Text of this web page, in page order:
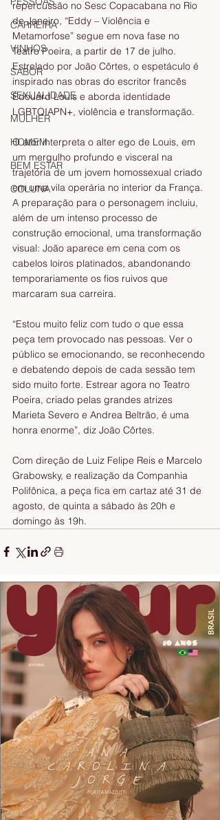
CARREIRA
VINHOS
SABOR
SEXUALIDADE
MULHER
HOMEM
BEM ESTAR
COLUNA
repercussão no Sesc Copacabana no Rio
de Janeiro, “Eddy – Violência e
Metamorfose” segue em nova fase no
Teatro Poeira, a partir de 17 de julho.
Estrelado por João Côrtes, o espetáculo é
inspirado nas obras do escritor francês
Édouard Louis e aborda identidade
LGBTQIAPN+, violência e transformação.
O ator interpreta o alter ego de Louis, em
um mergulho profundo e visceral na
trajetória de um jovem homossexual criado
em uma vila operária no interior da França.
A preparação para o personagem incluiu,
além de um intenso processo de
construção emocional, uma transformação
visual: João aparece em cena com os
cabelos loiros platinados, abandonando
temporariamente os fios ruivos que
marcaram sua carreira.
“Estou muito feliz com tudo o que essa
peça tem provocado nas pessoas. Ver o
público se emocionando, se reconhecendo
e debatendo depois de cada sessão tem
sido muito forte. Estrear agora no Teatro
Poeira, criado pelas grandes atrizes
Marieta Severo e Andrea Beltrão, é uma
honra enorme”, diz João Côrtes.
Com direção de Luiz Felipe Reis e Marcelo
Grabowsky, e realização da Companhia
Polifônica, a peça fica em cartaz até 31 de
agosto, de quinta a sábado às 20h e
domingo às 19h.